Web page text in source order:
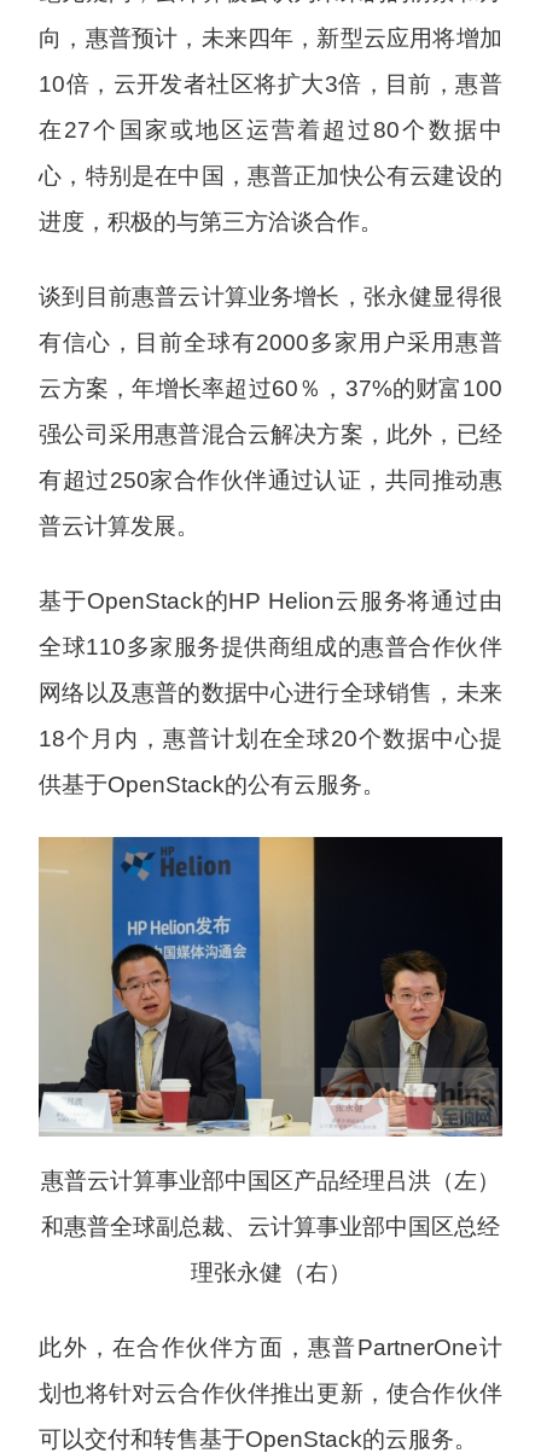
向，惠普预计，未来四年，新型云应用将增加
10倍，云开发者社区将扩大3倍，目前，惠普
在27个国家或地区运营着超过80个数据中
心，特别是在中国，惠普正加快公有云建设的
进度，积极的与第三方洽谈合作。
谈到目前惠普云计算业务增长，张永健显得很
有信心，目前全球有2000多家用户采用惠普
云方案，年增长率超过60％，37%的财富100
强公司采用惠普混合云解决方案，此外，已经
有超过250家合作伙伴通过认证，共同推动惠
普云计算发展。
基于OpenStack的HP Helion云服务将通过由
全球110多家服务提供商组成的惠普合作伙伴
网络以及惠普的数据中心进行全球销售，未来
18个月内，惠普计划在全球20个数据中心提
供基于OpenStack的公有云服务。
惠普云计算事业部中国区产品经理吕洪（左）
和惠普全球副总裁、云计算事业部中国区总经
理张永健（右）
此外，在合作伙伴方面，惠普PartnerOne计
划也将针对云合作伙伴推出更新，使合作伙伴
可以交付和转售基于OpenStack的云服务。